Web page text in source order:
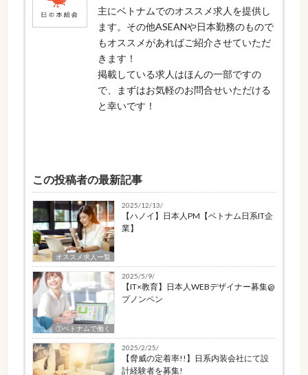
主にベトナムでのオススメ求人を提供し
ます。その他ASEANや日本勤務のもので
もオススメがあればご紹介させていただ
きます！
掲載している求人はほんの一部ですの
で、まずはお気軽のお問合せいただける
と幸いです！
この投稿者の最新記事
オススメ求人ー覧
2025/12/13/
【ハノイ】日本人PM【ベトナム日系IT企
業】
①ベトナムで働く
2025/5/9/
【IT×教育】日本人WEBデザイナー募集@
プノンペン
2025/2/25/
【脅威の定着率!!】日系内装会社にて設
計経験者を募集!